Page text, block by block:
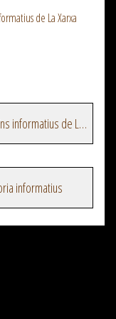
de La Xarxa
Veure més episodis del programa Butlletins informatius de La Xarxa
informatius